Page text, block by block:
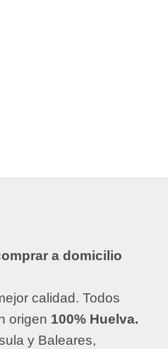
a domicilio
calidad. Todos
origen 100% Huelva.
y Baleares,